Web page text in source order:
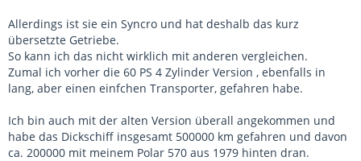
Allerdings ist sie ein Syncro und hat deshalb das kurz
übersetzte Getriebe.
So kann ich das nicht wirklich mit anderen vergleichen.
Zumal ich vorher die 60 PS 4 Zylinder Version , ebenfalls in
lang, aber einen einfchen Transporter, gefahren habe.
Ich bin auch mit der alten Version überall angekommen und
habe das Dickschiff insgesamt 500000 km gefahren und davon
ca. 200000 mit meinem Polar 570 aus 1979 hinten dran.